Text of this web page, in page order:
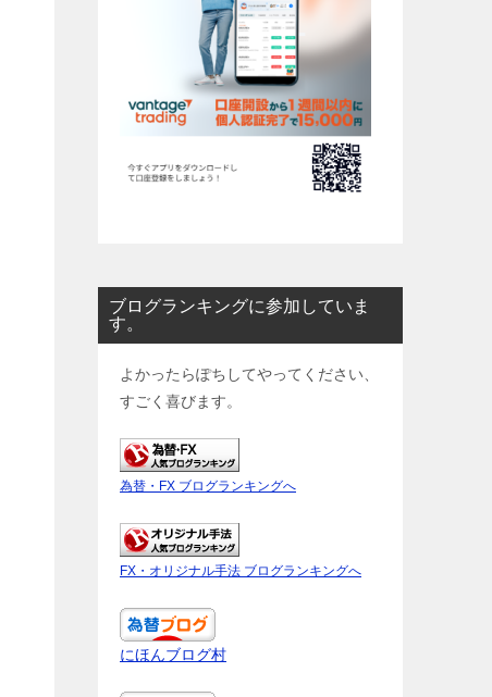
ブログランキングに参加していま
す。
よかったらぽちしてやってください、
すごく喜びます。
為替・FX ブログランキングへ
FX・オリジナル手法 ブログランキングへ
にほんブログ村